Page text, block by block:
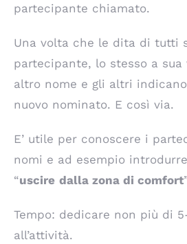
partecipante chiamato.
Una volta che le dita di tutti
partecipante, lo stesso a sua
altro nome e gli altri
nuovo nominato. E così via.
E’ utile per conoscere i
nomi e ad esempio
“uscire dalla zona di comfort
Tempo: dedicare non più di
all’attività.